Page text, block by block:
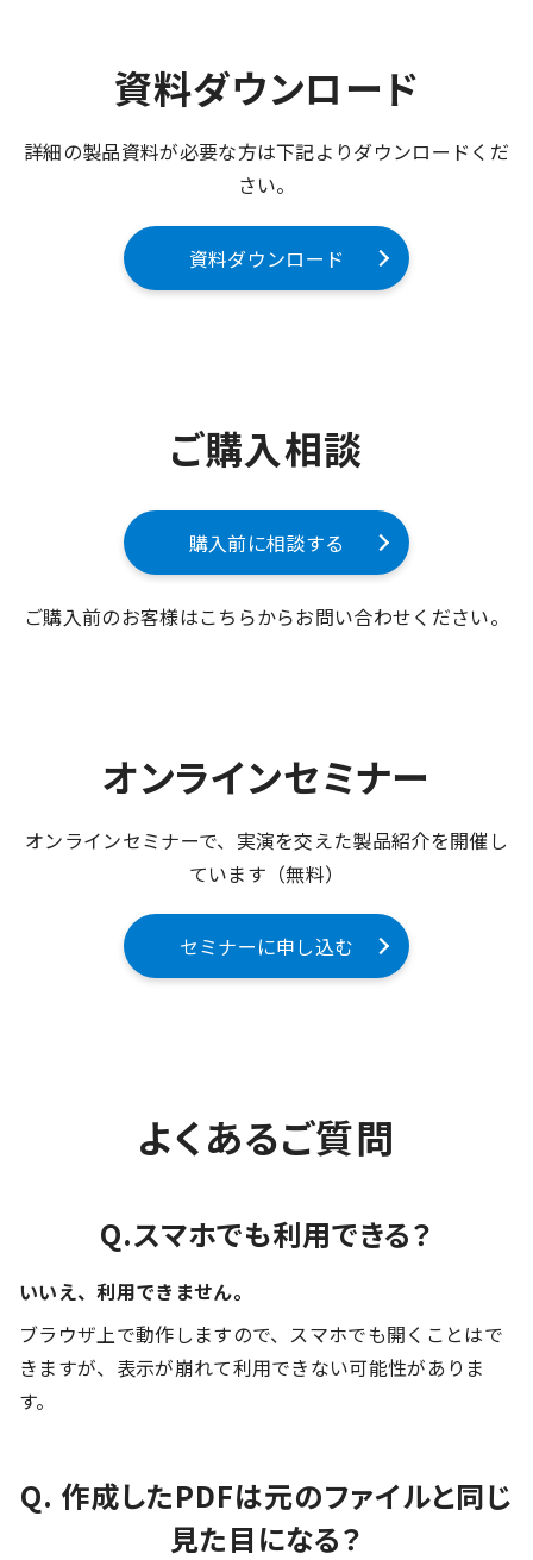
資料ダウンロード
詳細の製品資料が必要な方は下記よりダウンロードくだ
さい。
資料ダウンロード
ご購入相談
購入前に相談する
ご購入前のお客様はこちらからお問い合わせください。
オンラインセミナー
オンラインセミナーで、実演を交えた製品紹介を開催し
ています（無料）
セミナーに申し込む
よくあるご質問
Q.スマホでも利用できる？
いいえ、利用できません。
ブラウザ上で動作しますので、スマホでも開くことはで
きますが、表示が崩れて利用できない可能性がありま
す。
Q. 作成したPDFは元のファイルと同じ
見た目になる？